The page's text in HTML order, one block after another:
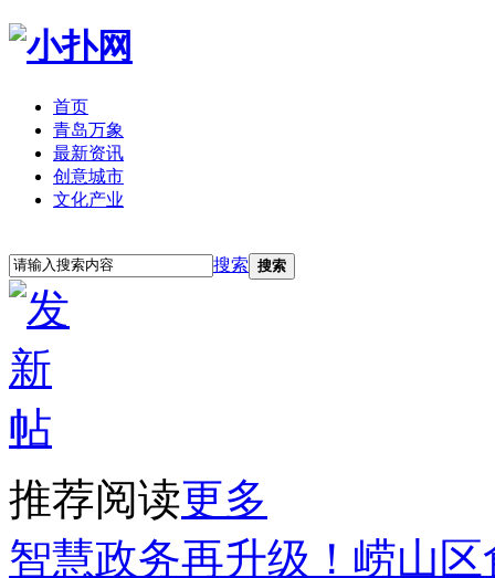
首页
青岛万象
最新资讯
创意城市
文化产业
搜索 搜索
推荐阅读更多
智慧政务再升级！崂山